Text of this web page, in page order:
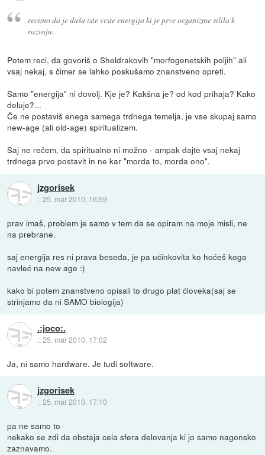
recimo da je duša iste vrste energija ki je prve organizme silila k
razvoju.
Potem reci, da govoriš o Sheldrakovih "morfogenetskih poljih" ali
vsaj nekaj, s čimer se lahko poskušamo znanstveno opreti.
Samo "energija" ni dovolj. Kje je? Kakšna je? od kod prihaja? Kako
deluje?...
Če ne postaviš enega samega trdnega temelja, je vse skupaj samo
new-age (ali old-age) spiritualizem.
Saj ne rečem, da spiritualno ni možno - ampak dajte vsaj nekaj
trdnega prvo postavit in ne kar "morda to, morda ono".
jzgorisek
::25. mar 2010, 16:59
prav imaš, problem je samo v tem da se opiram na moje misli, ne
na prebrane.
saj energija res ni prava beseda, je pa ućinkovita ko hoćeš koga
navleć na new age :)
kako bi potem znanstveno opisali to drugo plat ćloveka(saj se
strinjamo da ni SAMO biologija)
.:joco:.
::25. mar 2010, 17:02
Ja, ni samo hardware. Je tudi software.
jzgorisek
::25. mar 2010, 17:10
pa ne samo to
nekako se zdi da obstaja cela sfera delovanja ki jo samo nagonsko
zaznavamo.